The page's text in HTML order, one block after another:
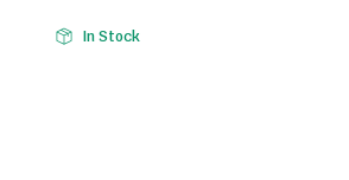
In Stock